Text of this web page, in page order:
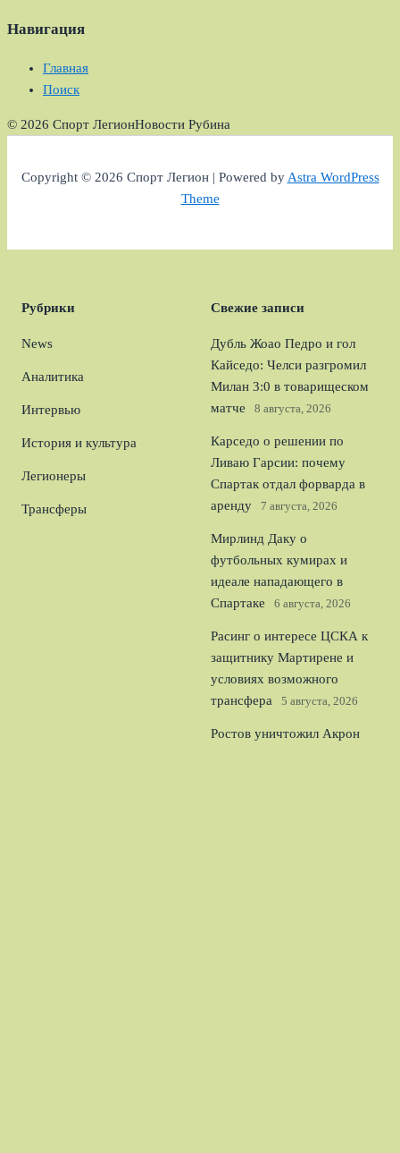
Навигация
Главная
Поиск
© 2026 Спорт ЛегионНовости Рубина
Copyright © 2026 Спорт Легион | Powered byAstra WordPress
Theme
Рубрики
News
Аналитика
Интервью
История и культура
Легионеры
Трансферы
Свежие записи
Дубль Жоао Педро и гол
Кайседо: Челси разгромил
Милан 3:0 в товарищеском
матче
8 августа, 2026
Карседо о решении по
Ливаю Гарсии: почему
Спартак отдал форварда в
аренду
7 августа, 2026
Мирлинд Даку о
футбольных кумирах и
идеале нападающего в
Спартаке
6 августа, 2026
Расинг о интересе ЦСКА к
защитнику Мартирене и
условиях возможного
трансфера
5 августа, 2026
Ростов уничтожил Акрон